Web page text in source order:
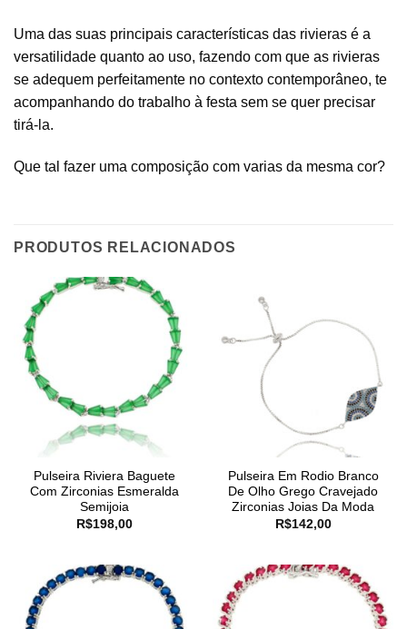
Uma das suas principais características das rivieras é a
versatilidade quanto ao uso, fazendo com que as rivieras
se adequem perfeitamente no contexto contemporâneo, te
acompanhando do trabalho à festa sem se quer precisar
tirá-la.
Que tal fazer uma composição com varias da mesma cor?
PRODUTOS RELACIONADOS
Pulseira Riviera Baguete
Com Zirconias Esmeralda
Semijoia
R$198,00
Pulseira Em Rodio Branco
De Olho Grego Cravejado
Zirconias Joias Da Moda
R$142,00